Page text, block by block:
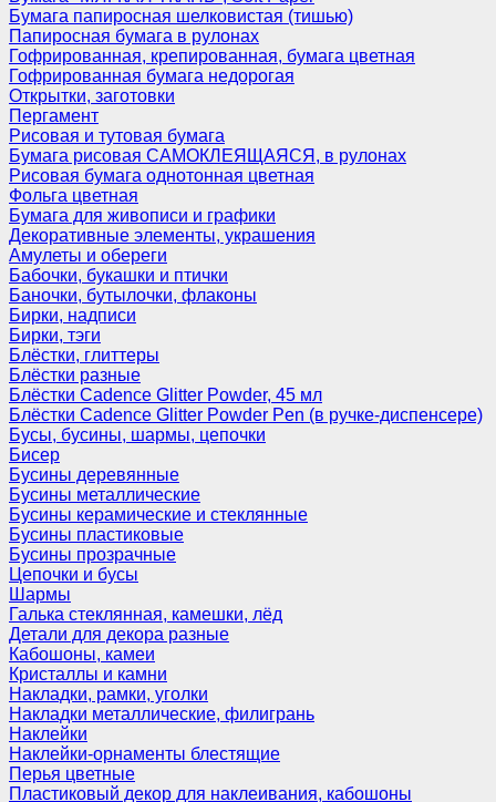
Бумага папиросная шелковистая (тишью)
Папиросная бумага в рулонах
Гофрированная, крепированная, бумага цветная
Гофрированная бумага недорогая
Открытки, заготовки
Пергамент
Рисовая и тутовая бумага
Бумага рисовая САМОКЛЕЯЩАЯСЯ, в рулонах
Рисовая бумага однотонная цветная
Фольга цветная
Бумага для живописи и графики
Декоративные элементы, украшения
Амулеты и обереги
Бабочки, букашки и птички
Баночки, бутылочки, флаконы
Бирки, надписи
Бирки, тэги
Блёстки, глиттеры
Блёстки разные
Блёстки Cadence Glitter Powder, 45 мл
Блёстки Cadence Glitter Powder Pen (в ручке-диспенсере)
Бусы, бусины, шармы, цепочки
Бисер
Бусины деревянные
Бусины металлические
Бусины керамические и стеклянные
Бусины пластиковые
Бусины прозрачные
Цепочки и бусы
Шармы
Галька стеклянная, камешки, лёд
Детали для декора разные
Кабошоны, камеи
Кристаллы и камни
Накладки, рамки, уголки
Накладки металлические, филигрань
Наклейки
Наклейки-орнаменты блестящие
Перья цветные
Пластиковый декор для наклеивания, кабошоны